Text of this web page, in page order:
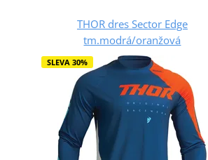
THOR dres Sector Edge
tm.modrá/oranžová
SLEVA 30%